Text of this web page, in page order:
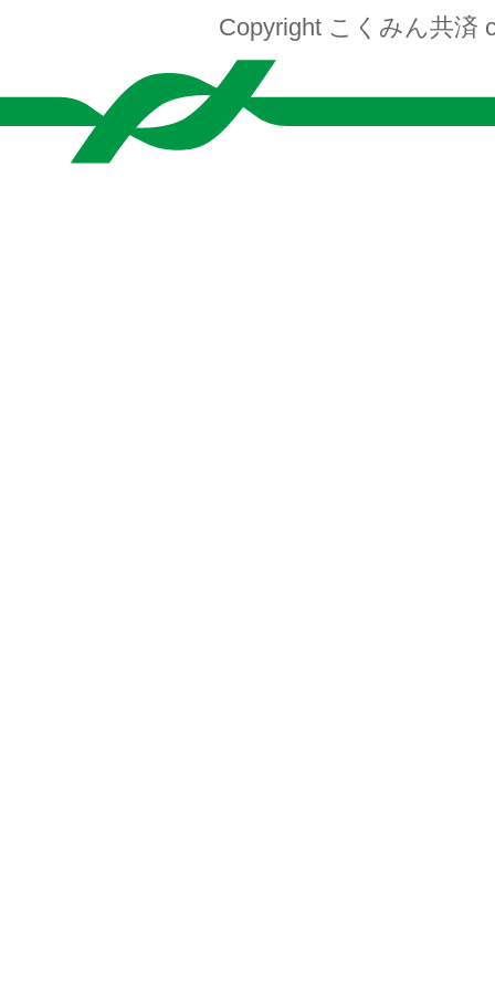
Copyright こくみん共済